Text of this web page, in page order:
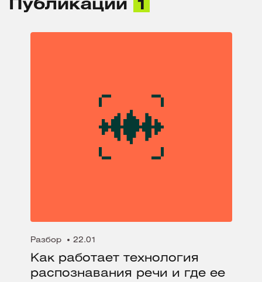
Публикации 1
Разбор 22.01
Как работает технология
распознавания речи и где ее